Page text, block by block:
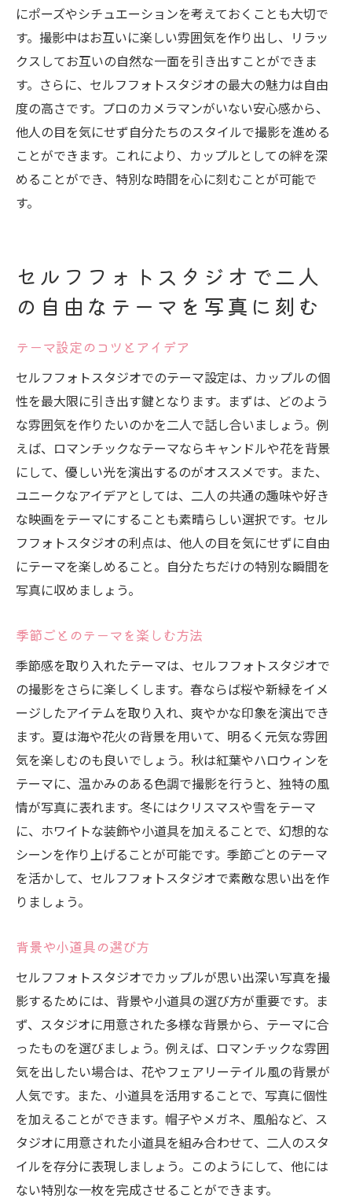
にポーズやシチュエーションを考えておくことも大切で
す。撮影中はお互いに楽しい雰囲気を作り出し、リラッ
クスしてお互いの自然な一面を引き出すことができま
す。さらに、セルフフォトスタジオの最大の魅力は自由
度の高さです。プロのカメラマンがいない安心感から、
他人の目を気にせず自分たちのスタイルで撮影を進める
ことができます。これにより、カップルとしての絆を深
めることができ、特別な時間を心に刻むことが可能で
す。
セルフフォトスタジオで二人
の自由なテーマを写真に刻む
テーマ設定のコツとアイデア
セルフフォトスタジオでのテーマ設定は、カップルの個
性を最大限に引き出す鍵となります。まずは、どのよう
な雰囲気を作りたいのかを二人で話し合いましょう。例
えば、ロマンチックなテーマならキャンドルや花を背景
にして、優しい光を演出するのがオススメです。また、
ユニークなアイデアとしては、二人の共通の趣味や好き
な映画をテーマにすることも素晴らしい選択です。セル
フフォトスタジオの利点は、他人の目を気にせずに自由
にテーマを楽しめること。自分たちだけの特別な瞬間を
写真に収めましょう。
季節ごとのテーマを楽しむ方法
季節感を取り入れたテーマは、セルフフォトスタジオで
の撮影をさらに楽しくします。春ならば桜や新緑をイメ
ージしたアイテムを取り入れ、爽やかな印象を演出でき
ます。夏は海や花火の背景を用いて、明るく元気な雰囲
気を楽しむのも良いでしょう。秋は紅葉やハロウィンを
テーマに、温かみのある色調で撮影を行うと、独特の風
情が写真に表れます。冬にはクリスマスや雪をテーマ
に、ホワイトな装飾や小道具を加えることで、幻想的な
シーンを作り上げることが可能です。季節ごとのテーマ
を活かして、セルフフォトスタジオで素敵な思い出を作
りましょう。
背景や小道具の選び方
セルフフォトスタジオでカップルが思い出深い写真を撮
影するためには、背景や小道具の選び方が重要です。ま
ず、スタジオに用意された多様な背景から、テーマに合
ったものを選びましょう。例えば、ロマンチックな雰囲
気を出したい場合は、花やフェアリーテイル風の背景が
人気です。また、小道具を活用することで、写真に個性
を加えることができます。帽子やメガネ、風船など、ス
タジオに用意された小道具を組み合わせて、二人のスタ
イルを存分に表現しましょう。このようにして、他には
ない特別な一枚を完成させることができます。